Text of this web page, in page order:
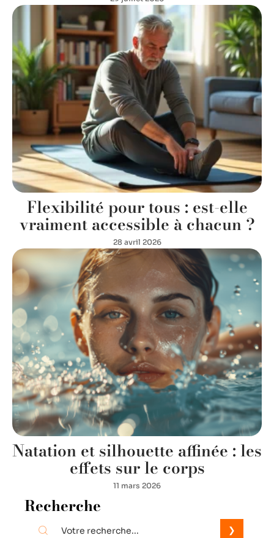
Flexibilité pour tous : est-elle
vraiment accessible à chacun ?
28 avril 2026
Natation et silhouette affinée : les
effets sur le corps
11 mars 2026
Recherche